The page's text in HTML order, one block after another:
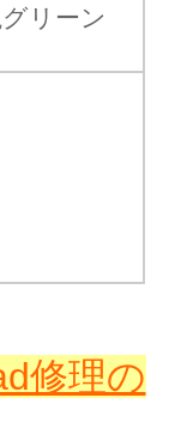
リーン
修理の